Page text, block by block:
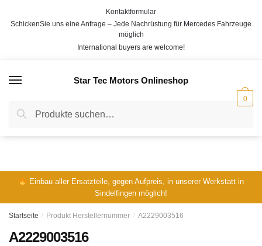
Kontaktformular
SchickenSie uns eine Anfrage – Jede Nachrüstung für Mercedes Fahrzeuge
möglich
International buyers are welcome!
Star Tec Motors Onlineshop
Suche
nach:
Suche
0
Einbau aller Ersatzteile, gegen Aufpreis, in unserer Werkstatt in
Sindelfingen möglich!
Startseite / Produkt Herstellernummer / A2229003516
A2229003516